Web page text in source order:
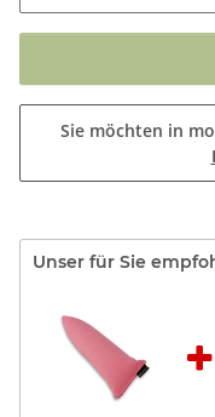
Sie möchten in
Unser für Sie